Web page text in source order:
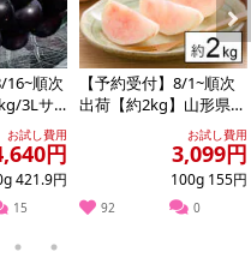
16~順次
3Lサ
（ふじ
お試し費用
円
421.9円
15
【予約受付】8/1~順次
出荷【約2kg】山形県産
白桃(品種・玉数おまか
お試し費用
3,099円
100g 155円
92 0
Next
4 5